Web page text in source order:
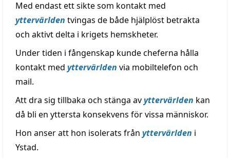
Med endast ett sikte som kontakt med
yttervärlden tvingas de både hjälplöst betrakta
och aktivt delta i krigets hemskheter.
Under tiden i fångenskap kunde cheferna hålla
kontakt med yttervärlden via mobiltelefon och
mail.
Att dra sig tillbaka och stänga avyttervärlden kan
då bli en yttersta konsekvens för vissa människor.
Hon anser att hon isolerats från yttervärlden i
Ystad.